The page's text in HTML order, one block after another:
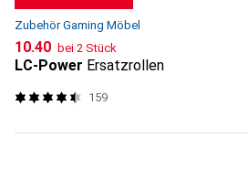
Zubehör Gaming Möbel
CHF
10.40 bei 2 Stück
LC-Power Ersatzrollen
159